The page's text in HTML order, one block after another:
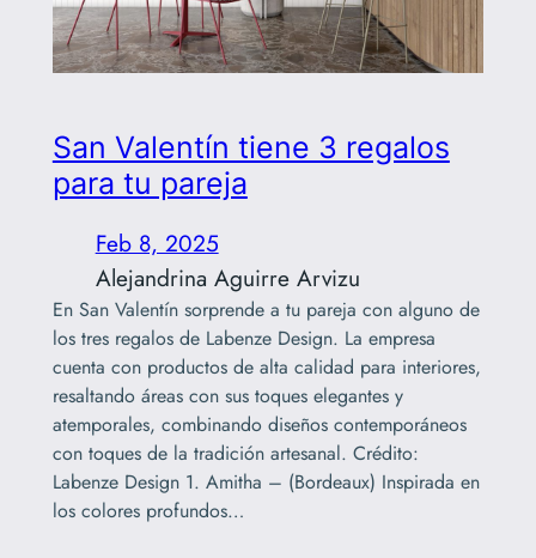
San Valentín tiene 3 regalos
para tu pareja
Feb 8, 2025
Alejandrina Aguirre Arvizu
En San Valentín sorprende a tu pareja con alguno de
los tres regalos de Labenze Design. La empresa
cuenta con productos de alta calidad para interiores,
resaltando áreas con sus toques elegantes y
atemporales, combinando diseños contemporáneos
con toques de la tradición artesanal. Crédito:
Labenze Design 1. Amitha – (Bordeaux) Inspirada en
los colores profundos…